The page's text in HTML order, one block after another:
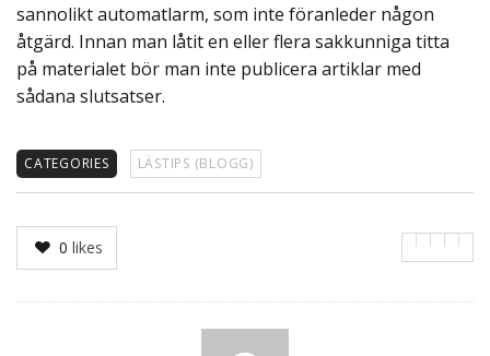
sannolikt automatlarm, som inte föranleder någon
åtgärd. Innan man låtit en eller flera sakkunniga titta
på materialet bör man inte publicera artiklar med
sådana slutsatser.
CATEGORIES LÄSTIPS (BLOGG)
0 likes